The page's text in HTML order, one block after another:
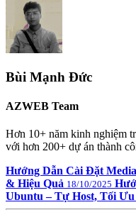
Bùi Mạnh Đức
AZWEB Team
Hơn 10+ năm kinh nghiệm
với hơn 200+ dự án thành
Hướng Dẫn Cài Đặt
& Hiệu Quả 18/10/2025
Ubuntu – Tự Host, Tối Ưu